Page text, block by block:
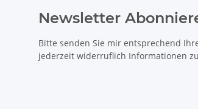
Newsletter
Bitte senden Sie mir entsprechend
jederzeit widerruflich Informationen